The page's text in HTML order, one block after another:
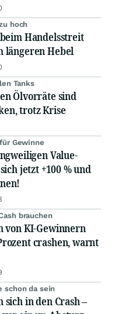
hoch
Handelsstreit
längeren Hebel
Tanks
Ölvorräte sind
trotz Krise
Gewinne
Value-
jetzt +100 % und
brauchen
von KI-Gewinnern
crashen, warnt
schon da sein
sich in den Crash –